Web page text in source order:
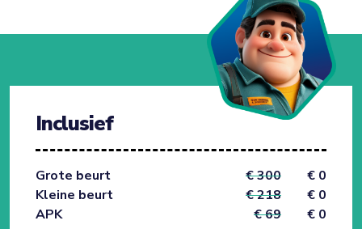
Inclusief
Grote beurt € 300
€ 0
Kleine beurt
€ 218
€ 0
APK
€ 69
€ 0